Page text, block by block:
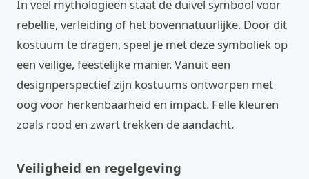
In veel mythologieën staat de duivel symbool voor
rebellie, verleiding of het bovennatuurlijke. Door dit
kostuum te dragen, speel je met deze symboliek op
een veilige, feestelijke manier. Vanuit een
designperspectief zijn kostuums ontworpen met
oog voor herkenbaarheid en impact. Felle kleuren
zoals rood en zwart trekken de aandacht.
Veiligheid en regelgeving